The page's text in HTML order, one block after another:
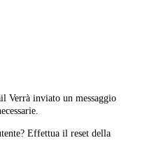
Verrà inviato un messaggio
Effettua il reset della